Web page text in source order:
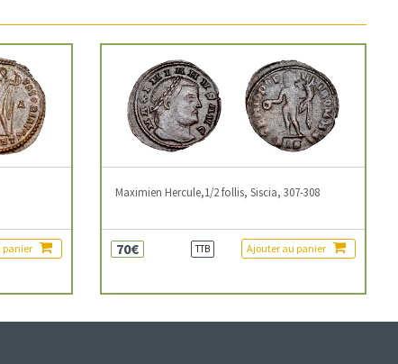
panier
Maximien Hercule,1/2 follis, Siscia, 307-308
70€ TTB Ajouter au panier